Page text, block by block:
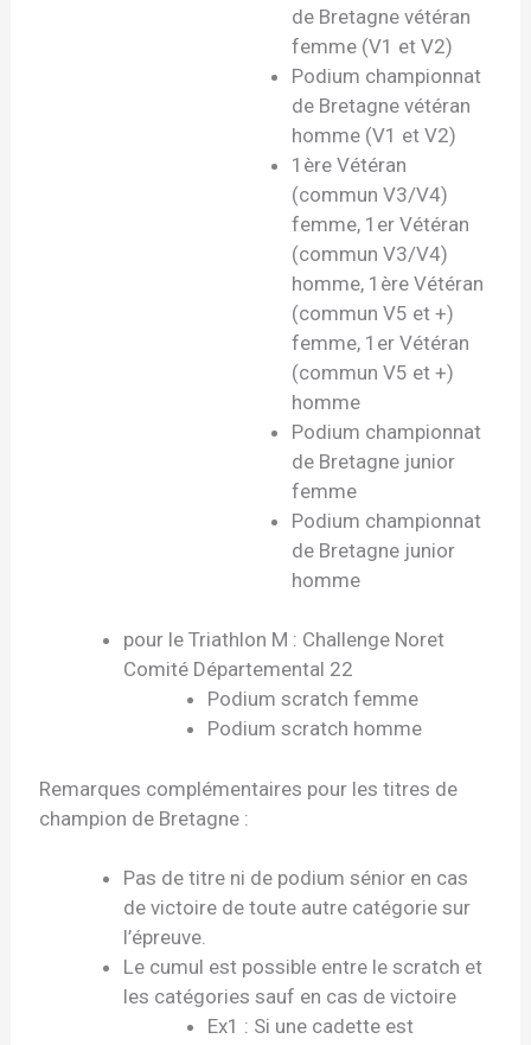
de Bretagne vétéran
femme (V1 et V2)
Podium championnat
de Bretagne vétéran
homme (V1 et V2)
1ère Vétéran
(commun V3/V4)
femme, 1er Vétéran
(commun V3/V4)
homme, 1ère Vétéran
(commun V5 et +)
femme, 1er Vétéran
(commun V5 et +)
homme
Podium championnat
de Bretagne junior
femme
Podium championnat
de Bretagne junior
homme
pour le Triathlon M : Challenge Noret
Comité Départemental 22
Podium scratch femme
Podium scratch homme
Remarques complémentaires pour les titres de
champion de Bretagne :
Pas de titre ni de podium sénior en cas
de victoire de toute autre catégorie sur
l’épreuve.
Le cumul est possible entre le scratch et
les catégories sauf en cas de victoire
Ex1 : Si une cadette est